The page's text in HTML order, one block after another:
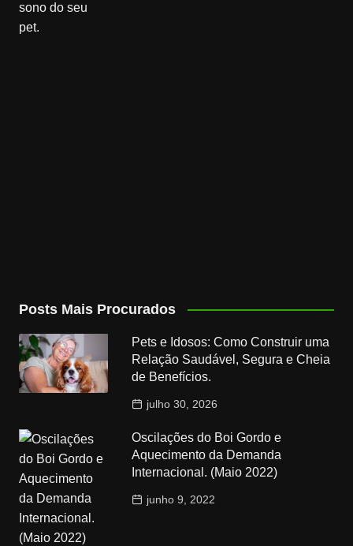
Posts Mais Procurados
Pets e Idosos: Como Construir uma
Relação Saudável, Segura e Cheia
de Benefícios.
julho 30, 2026
Oscilações do Boi Gordo e
Aquecimento da Demanda
Internacional. (Maio 2022)
junho 9, 2022